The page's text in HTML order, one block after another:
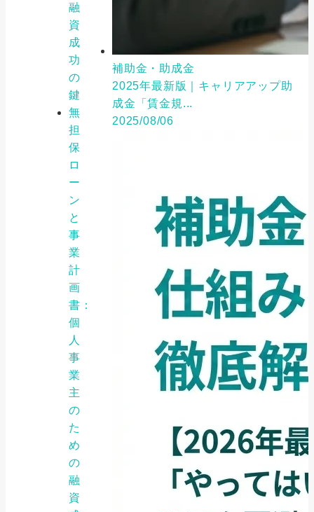
融
資
成
功
の
鍵
無
担
保
ロ
ー
ン
と
事
業
計
画
書：
個
人
事
業
主
の
た
め
の
融
資
補助金・助成金
2025年最新版｜キャリアアップ助
成金「賃金規...
2025/08/06